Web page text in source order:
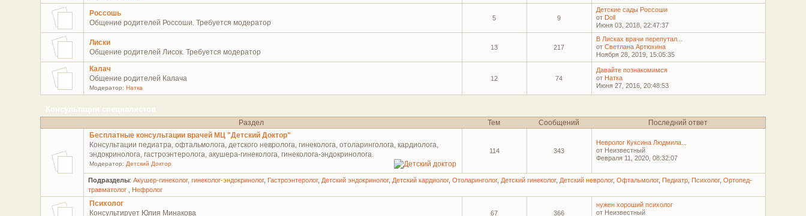
Россошь
Общение родителей Россоши. Требуется модератор
5 9
Детские сады Россоши
от Doll
Июня 03, 2018, 22:47:37
Лиски
Общение родителей Лисок. Требуется модератор
13 217
В Лисках врачи перепутал...
отСветлана Артюхина
Ноября 28, 2019, 15:05:35
Калач
Общение родителей Калача
Модератор: Натка
12 74
Давайте познакомимся
от Натка
Июня 27, 2016, 20:48:53
Консультации специалистов
Раздел Тем Сообщений
Последний ответ
Бесплатные консультации врачей МЦ "Детский Доктор"
Консультации педиатра, офтальмолога, детского невролога, гинеколога, отоларинголога, кардиолога,
эндокринолога, гастроэнтеролога, акушера-гинеколога, гинеколога-эндокринолога.
Модератор: Детский Доктор
114 343
Невролог Куксина Людмила...
от Неизвестный
Февраля 11, 2020, 08:32:07
Подразделы:Акушер-гинеколог, гинеколог-эндокринолог, Гастроэнтеролог, Детский эндокринолог, Детский кардиолог,Отоларинголог, Детский гинеколог, Детский невролог,Офтальмолог,Педиатр ,Психолог,Ортопед-
травматолог
Нефролог
Психолог
Консультирует Юлия Минакова
67 366
нужен хороший психолог
от Неизвестный